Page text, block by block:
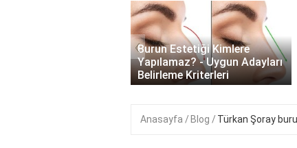
Burun Estetiği Kimlere
Yapılamaz? - Uygun Adayları
Belirleme Kriterleri
‹
Anasayfa Blog Türkan Şoray